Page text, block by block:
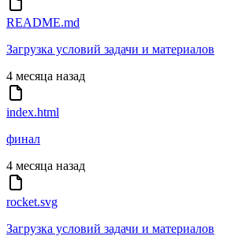
README.md
Загрузка условий задачи и материалов
4 месяца назад
index.html
финал
4 месяца назад
rocket.svg
Загрузка условий задачи и материалов